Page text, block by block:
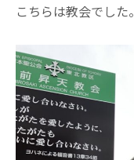
こちらは教会でした。